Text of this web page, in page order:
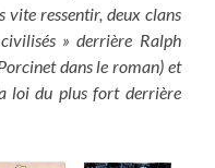
vite ressentir, deux clans
» derrière Ralph
dans le roman) et
loi du plus fort derrière